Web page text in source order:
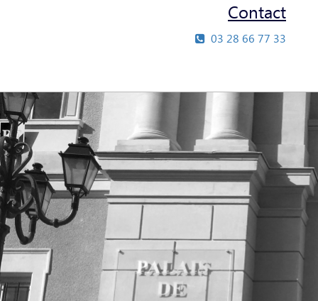
Contact
03 28 66 77 33